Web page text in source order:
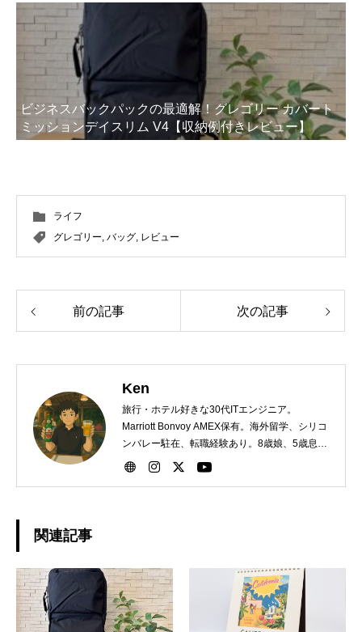
ビジネスバックパックの最適解！グレゴリー カバート
ミッションデイスリム V4【収納例付きレビュー】
ライフ
グレゴリー, バッグ, レビュー
前の記事 次の記事
Ken
旅行・ホテル好きな30代ITエンジニア。
Marriott Bonvoy AMEX保有。海外留学、シリコ
ンバレー駐在、転職経験あり。8歳娘、5歳息子
の父親。第二子誕生時に2ヶ月間の育休取得。
関連記事